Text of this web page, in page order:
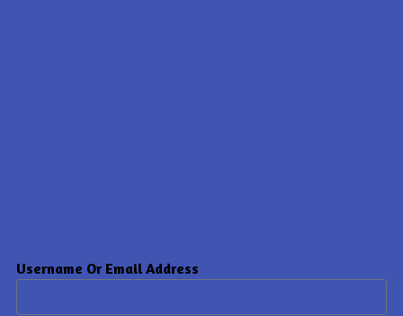
Username Or Email Address